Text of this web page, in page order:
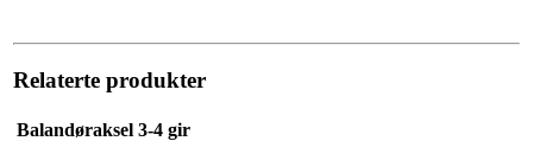
Relaterte produkter
Balandøraksel 3-4 gir